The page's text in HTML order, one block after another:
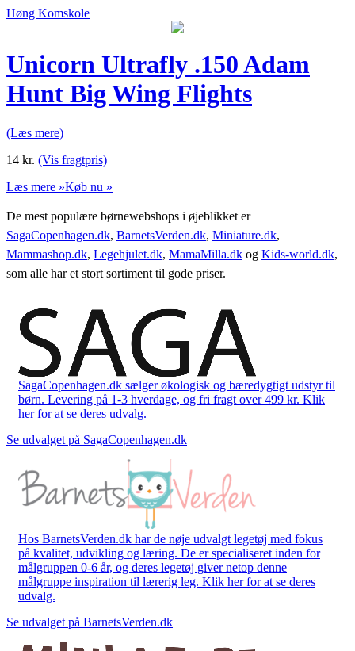
Høng Komskole
Unicorn Ultrafly .150 Adam
Hunt Big Wing Flights
(Læs mere)
14 kr. (Vis fragtpris)
Læs mere »Køb nu »
De mest populære børnewebshops i øjeblikket er
SagaCopenhagen.dk, BarnetsVerden.dk, Miniature.dk,
Mammashop.dk, Legehjulet.dk, MamaMilla.dk og Kids-world.dk,
som alle har et stort sortiment til gode priser.
SagaCopenhagen.dk sælger økologisk og bæredygtigt udstyr til
børn. Levering på 1-3 hverdage, og fri fragt over 499 kr. Klik
her for at se deres udvalg.
Se udvalget på SagaCopenhagen.dk
Hos BarnetsVerden.dk har de nøje udvalgt legetøj med fokus
på kvalitet, udvikling og læring. De er specialiseret inden for
målgruppen 0-6 år, og deres legetøj giver netop denne
målgruppe inspiration til lærerig leg. Klik her for at se deres
udvalg.
Se udvalget på BarnetsVerden.dk